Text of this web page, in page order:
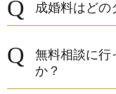
成婚料はどの
無料相談に行
か？